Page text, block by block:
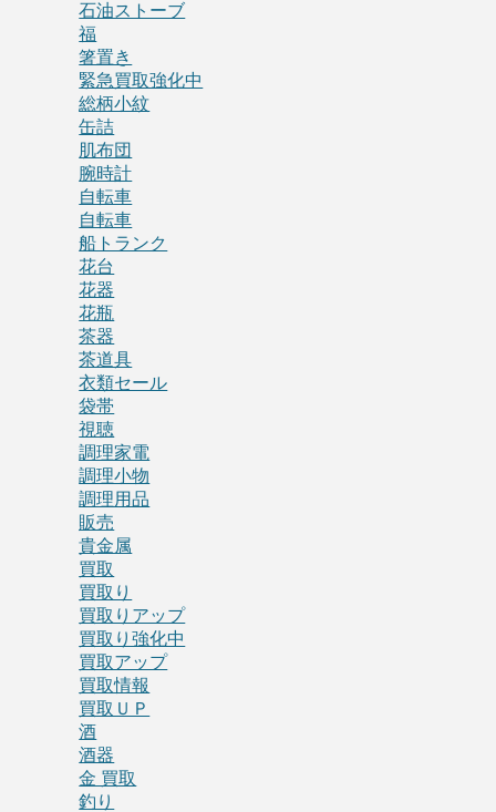
石油ストーブ
福
箸置き
緊急買取強化中
総柄小紋
缶詰
肌布団
腕時計
自転車
自転車
船トランク
花台
花器
花瓶
茶器
茶道具
衣類セール
袋帯
視聴
調理家電
調理小物
調理用品
販売
貴金属
買取
買取り
買取りアップ
買取り強化中
買取アップ
買取情報
買取ＵＰ
酒
酒器
金 買取
釣り